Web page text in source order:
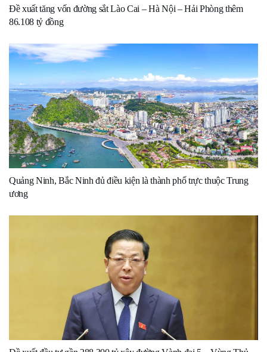
Đề xuất tăng vốn đường sắt Lào Cai – Hà Nội – Hải Phòng thêm
86.108 tỷ đồng
Quảng Ninh, Bắc Ninh đủ điều kiện là thành phố trực thuộc Trung
ương